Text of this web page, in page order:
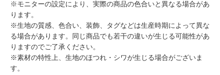
※モニターの設定により、実際の商品の色合いと異なる場合があ
ります。
※生地の質感、色合い、装飾、タグなどは生産時期によって異な
る場合があります。同じ商品でも若干の違いが生じる可能性があ
りますのでご了承ください。
※素材の特性上、生地のほつれ・シワが生じる場合がございま
す。